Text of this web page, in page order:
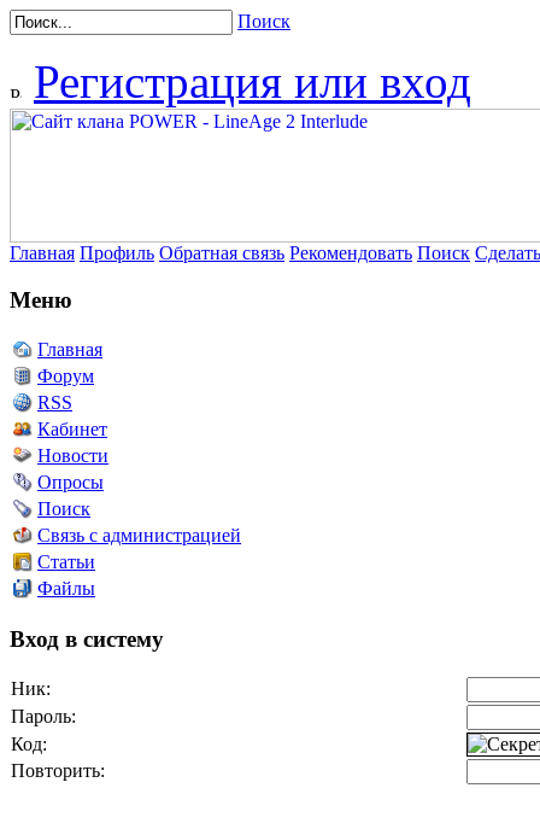
Поиск
Регистрация или вход
Главная Профиль Обратная связь Рекомендовать Поиск
Меню
Главная
Форум
RSS
Кабинет
Новости
Опросы
Поиск
Связь с администрацией
Статьи
Файлы
Вход в систему
Ник:
Пароль:
Код:
Повторить: